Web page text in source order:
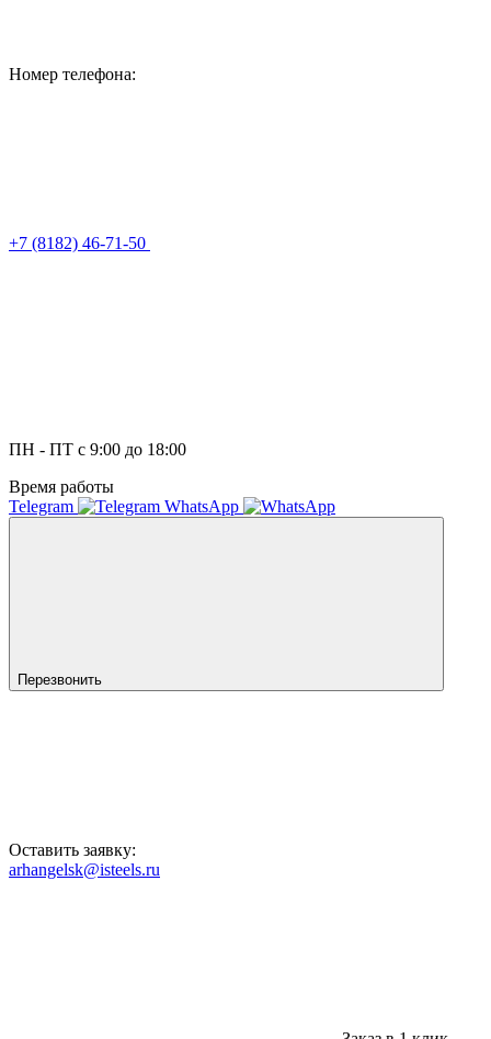
Номер телефона:
+7 (8182) 46-71-50
ПН - ПТ с 9:00 до 18:00
Время работы
Telegram
WhatsApp
Перезвонить
Оставить заявку:
arhangelsk@isteels.ru